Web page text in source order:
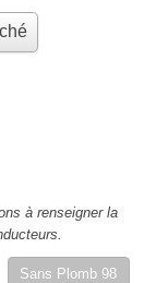
à renseigner la
Sans Plomb 98